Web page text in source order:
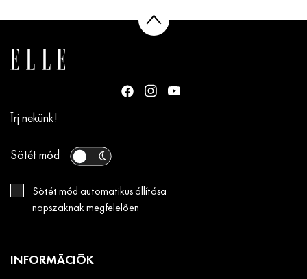
Írj nekünk!
Sötét mód
Sötét mód automatikus állítása
napszaknak megfelelően
INFORMÁCIÓK